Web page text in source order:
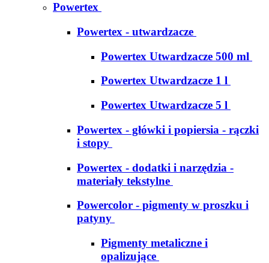
Powertex
Powertex - utwardzacze
Powertex Utwardzacze 500 ml
Powertex Utwardzacze 1 l
Powertex Utwardzacze 5 l
Powertex - główki i popiersia - rączki
i stopy
Powertex - dodatki i narzędzia -
materiały tekstylne
Powercolor - pigmenty w proszku i
patyny
Pigmenty metaliczne i
opalizujące